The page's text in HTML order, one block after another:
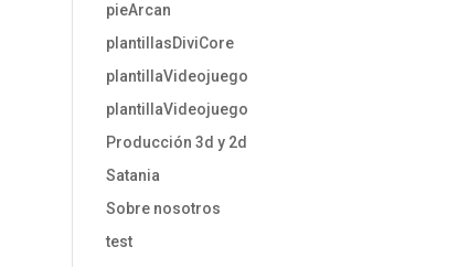
pieArcan
plantillasDiviCore
plantillaVideojuego
plantillaVideojuego
Producción 3d y 2d
Satania
Sobre nosotros
test